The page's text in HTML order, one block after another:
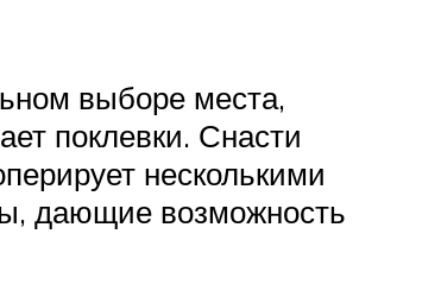
выборе места,
поклевки. Снасти
несколькими
дающие возможность